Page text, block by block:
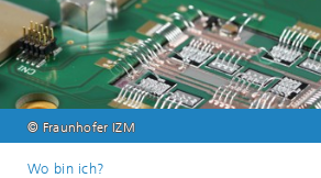
© Fraunhofer IZM
Wo bin ich?